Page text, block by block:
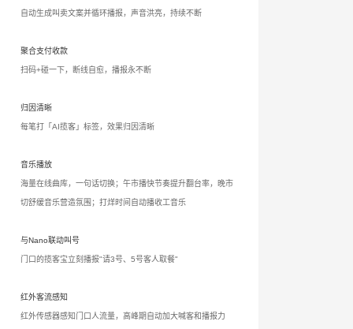
自动生成叫卖文案并循环播报，声音洪亮，持续不断
聚合支付收款
扫码+碰一下，断线自愈，播报永不断
归因清晰
每笔打「AI揽客」标签，效果归因清晰
音乐播放
海量在线曲库，一句话切换；午市播快节奏提升翻台率，晚市
切舒缓音乐营造氛围；打烊时间自动播收工音乐
与Nano联动叫号
门口的揽客宝立刻播报"请3号、5号客人取餐"
红外客流感知
红外传感器感知门口人流量，高峰期自动加大喊客和播报力